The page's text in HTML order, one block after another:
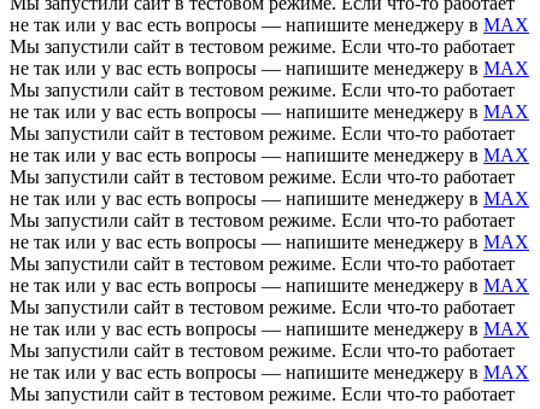
не так или у вас есть вопросы — напишите менеджеру в MAX
Мы запустили сайт в тестовом режиме. Если что-то работает
не так или у вас есть вопросы — напишите менеджеру в MAX
Мы запустили сайт в тестовом режиме. Если что-то работает
не так или у вас есть вопросы — напишите менеджеру в MAX
Мы запустили сайт в тестовом режиме. Если что-то работает
не так или у вас есть вопросы — напишите менеджеру в MAX
Мы запустили сайт в тестовом режиме. Если что-то работает
не так или у вас есть вопросы — напишите менеджеру в MAX
Мы запустили сайт в тестовом режиме. Если что-то работает
не так или у вас есть вопросы — напишите менеджеру в MAX
Мы запустили сайт в тестовом режиме. Если что-то работает
не так или у вас есть вопросы — напишите менеджеру в MAX
Мы запустили сайт в тестовом режиме. Если что-то работает
не так или у вас есть вопросы — напишите менеджеру в MAX
Мы запустили сайт в тестовом режиме. Если что-то работает
не так или у вас есть вопросы — напишите менеджеру в MAX
Мы запустили сайт в тестовом режиме. Если что-то работает